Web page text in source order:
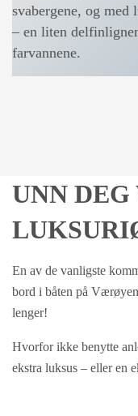
svabergene, og med
– en liten
farvannene.
UNN DEG
En av de vanligste
bord i båten på
lenger!
Hvorfor ikke benytte
ekstra luksus – eller en